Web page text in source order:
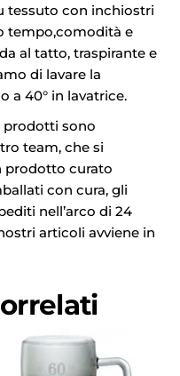
tessuto con inchiostri
tempo,comodità e
al tatto, traspirante e
di lavare la
a 40° in lavatrice.
prodotti sono
team, che si
prodotto curato
con cura, gli
nell’arco di 24
articoli avviene in